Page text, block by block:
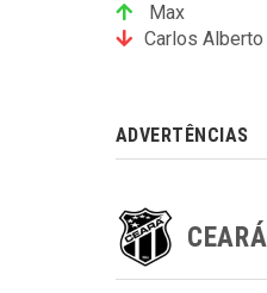
Max
Carlos Alberto
ADVERTÊNCIAS